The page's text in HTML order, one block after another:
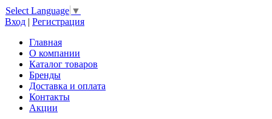
Select Language ▼
Вход | Регистрация
Главная
О компании
Каталог товаров
Бренды
Доставка и оплата
Контакты
Акции